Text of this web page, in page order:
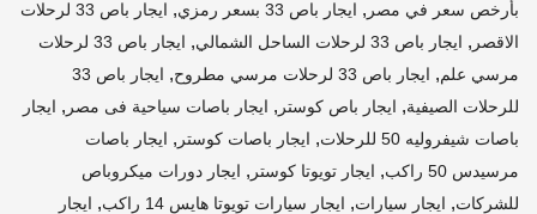
بأرخص سعر في مصر , ايجار باص 33 بسعر رمزي ,
ايجار باص 33 لرحلات
الاقصر , ايجار باص 33 لرحلات الساحل الشمالي ,
ايجار باص 33 لرحلات
مرسي علم, ايجار باص 33 لرحلات مرسي مطروح ,
ايجار باص 33
للرحلات الصيفية, ايجار باص كوستر , ايجار باصات سياحية فى مصر , ايجار
باصات شيفروليه 50 للرحلات
, ايجار باصات كوستر , ايجار باصات
مرسيدس 50 راكب
, ايجار تويوتا كوستر , ايجار دورات ميكروباص
للشركات, ايجار سيارات, ايجار سيارات تويوتا هايس 14 راكب , ايجار